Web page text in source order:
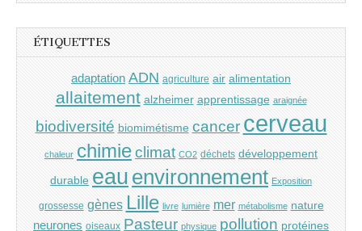
ÉTIQUETTES
adaptation ADN agriculture air alimentation
allaitement alzheimer apprentissage araignée
biodiversité biomimétisme cancer cerveau
chaleur chimieclimat CO2 déchets développement
durable eau environnement Exposition
grossesse gènes Lille livre lumière mer métabolisme nature
neurones oiseaux Pasteur physique pollution protéines